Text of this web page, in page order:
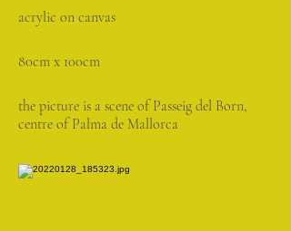
acrylic on canvas
80cm x 100cm
the picture is a scene of Passeig del Born,
centre of Palma de Mallorca